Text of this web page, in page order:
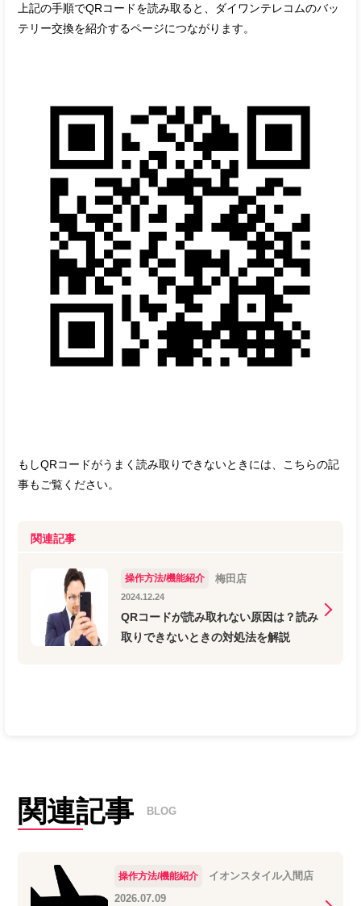
上記の手順でQRコードを読み取ると、ダイワンテレコムのバッ
テリー交換を紹介するページにつながります。
もしQRコードがうまく読み取りできないときには、こちらの記
事もご覧ください。
関連記事
操作方法/機能紹介 梅田店
2024.12.24
QRコードが読み取れない原因は？読み
取りできないときの対処法を解説
関連記事 BLOG
操作方法/機能紹介
イオンスタイル入間店
2026.07.09